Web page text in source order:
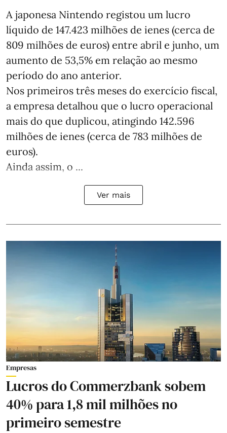
A japonesa Nintendo registou um lucro
líquido de 147.423 milhões de ienes (cerca de
809 milhões de euros) entre abril e junho, um
aumento de 53,5% em relação ao mesmo
período do ano anterior.
Nos primeiros três meses do exercício fiscal,
a empresa detalhou que o lucro operacional
mais do que duplicou, atingindo 142.596
milhões de ienes (cerca de 783 milhões de
euros).
Ainda assim, o ...
Ver mais
Empresas
Lucros do Commerzbank sobem
40% para 1,8 mil milhões no
primeiro semestre